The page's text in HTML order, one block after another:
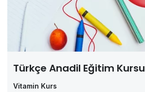
Türkçe Anadil Eğitim Kursu
Vitamin Kurs